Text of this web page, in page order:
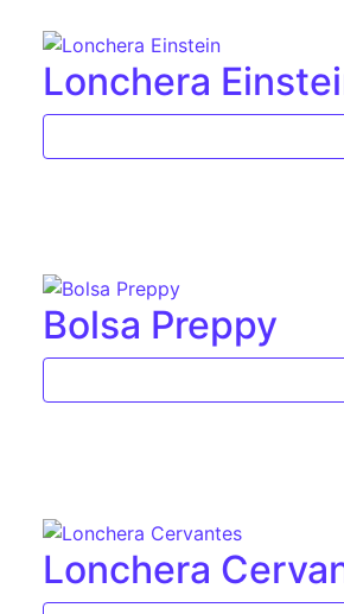
Lonchera
Bolsa Preppy
Lonchera